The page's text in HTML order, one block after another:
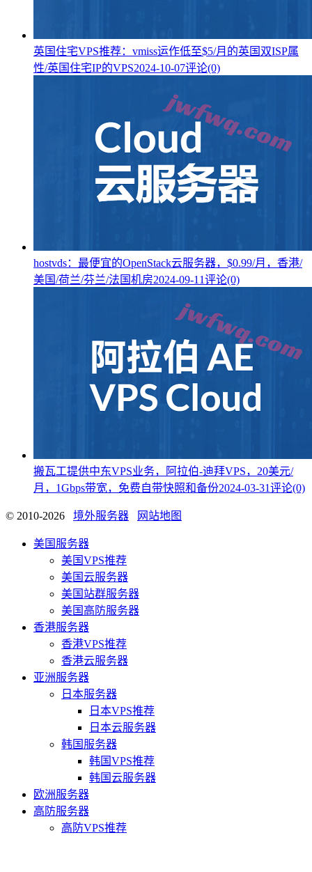
英国住宅VPS推荐：vmiss运作低至$5/月的英国双ISP属
性/英国住宅IP的VPS2024-10-07评论(0)
hostvds：最便宜的OpenStack云服务器，$0.99/月，香港/
美国/荷兰/芬兰/法国机房2024-09-11评论(0)
搬瓦工提供中东VPS业务，阿拉伯-迪拜VPS，20美元/
月，1Gbps带宽，免费自带快照和备份2024-03-31评论(0)
© 2010-2026 境外服务器 网站地图
美国服务器
美国VPS推荐
美国云服务器
美国站群服务器
美国高防服务器
香港服务器
香港VPS推荐
香港云服务器
亚洲服务器
日本服务器
日本VPS推荐
日本云服务器
韩国服务器
韩国VPS推荐
韩国云服务器
欧洲服务器
高防服务器
高防VPS推荐